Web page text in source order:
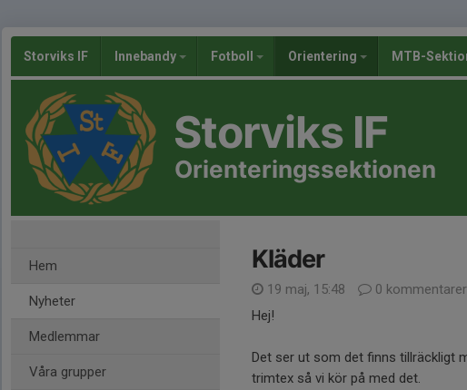
Storviks IF Innebandy Fotboll Orientering MTB-
Storviks IF
Orienteringssektionen
Hem
Nyheter
Medlemmar
Våra grupper
Kläder
19 maj, 15:48
0 kommentarer
Hej!
Det ser ut som det finns tillräckligt
trimtex så vi kör på med det.